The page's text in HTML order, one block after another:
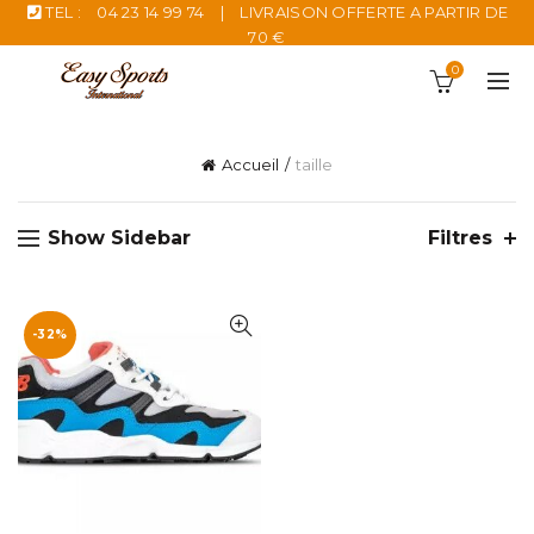
TEL : 04 23 14 99 74 |
LIVRAISON OFFERTE A PARTIR DE
70 €
0
Accueil taille
Show Sidebar Filtres
-32%